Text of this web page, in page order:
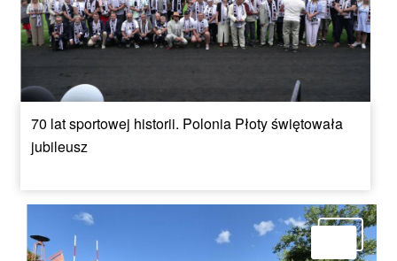
70 lat sportowej historii. Polonia Płoty świętowała
jubileusz